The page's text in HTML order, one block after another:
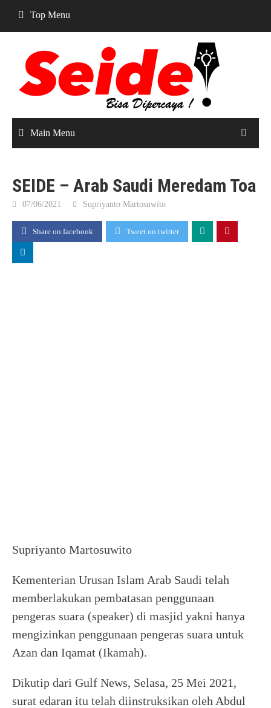
content
Top Menu
Main Menu
SEIDE – Arab Saudi Meredam Toa
07/06/2021 Supriyanto Martosuwito
Share on facebook Tweet on twitter
Supriyanto Martosuwito
Kementerian Urusan Islam Arab Saudi telah
memberlakukan pembatasan penggunaan
pengeras suara (speaker) di masjid yakni hanya
mengizinkan penggunaan pengeras suara untuk
Azan dan Iqamat (Ikamah).
Dikutip dari Gulf News, Selasa, 25 Mei 2021,
surat edaran itu telah diinstruksikan oleh Abdul